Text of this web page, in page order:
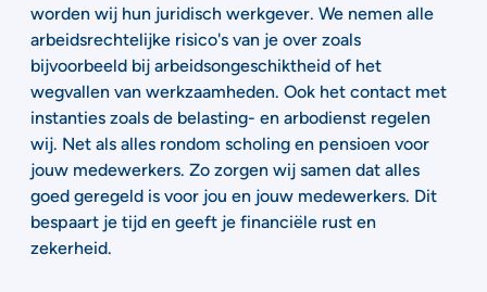
worden wij hun juridisch werkgever. We nemen alle
arbeidsrechtelijke risico's van je over zoals
bijvoorbeeld bij arbeidsongeschiktheid of het
wegvallen van werkzaamheden. Ook het contact met
instanties zoals de belasting- en arbodienst regelen
wij. Net als alles rondom scholing en pensioen voor
jouw medewerkers. Zo zorgen wij samen dat alles
goed geregeld is voor jou en jouw medewerkers. Dit
bespaart je tijd en geeft je financiële rust en
zekerheid.